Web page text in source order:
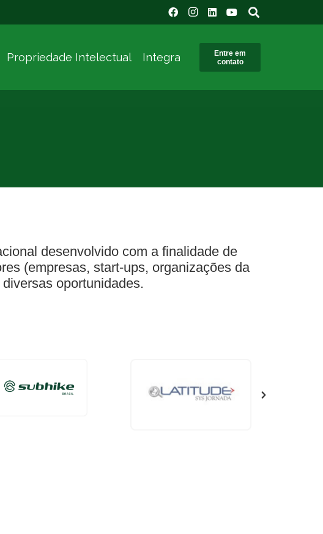
Propriedade Intelectual Integra
Entre em
contato
desenvolvido com a finalidade de
(empresas, start-ups, organizações da
oportunidades.